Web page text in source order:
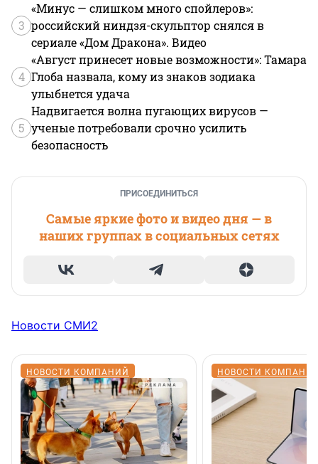
3
«Минус — слишком много спойлеров»:
российский ниндзя-скульптор снялся в
сериале «Дом Дракона». Видео
4
«Август принесет новые возможности»: Тамара
Глоба назвала, кому из знаков зодиака
улыбнется удача
5
Надвигается волна пугающих вирусов —
ученые потребовали срочно усилить
безопасность
ПРИСОЕДИНИТЬСЯ
Самые яркие фото и видео дня — в
наших группах в социальных сетях
Новости СМИ2
НОВОСТИ КОМПАНИЙ НОВОСТИ